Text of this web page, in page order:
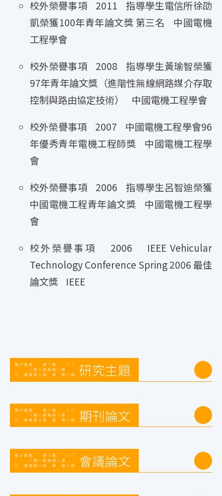
校外榮譽事項 2011 指導學生電信所徐劭
凱榮獲100年青年論文獎 第三名 中國電機
工程學會
校外榮譽事項 2008 指導學生黃瑜智榮獲
97年青年論文獎（進階性無線網路媒介存取
控制與路由協定技術） 中國電機工程學會
校外榮譽事項 2007 中國電機工程學會96
年優秀青年電機工程師獎 中國電機工程學
會
校外榮譽事項 2006 指導學生呂智迪榮獲
中國電機工程青年論文獎 中國電機工程學
會
校外榮譽事項 2006 IEEE Vehicular
Technology Conference Spring 2006 最佳
論文獎 IEEE
研究主題
期刊論文
會議論文